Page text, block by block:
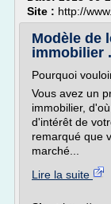
Site : http://
Modèle de
immobilier
Pourquoi
Vous avez un
immobilier,
d'intérêt de
remarqué que
marché...
Lire la suite